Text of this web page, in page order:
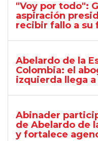
"Voy por todo":
aspiración
recibir fallo a su
Abelardo de la
Colombia: el
izquierda llega
Abinader
de Abelardo de
y fortalece